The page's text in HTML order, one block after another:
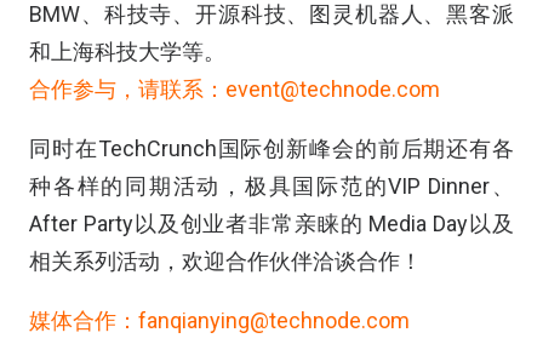
BMW、科技寺、开源科技、图灵机器人、黑客派
和上海科技大学等。
合作参与，请联系：event@technode.com
同时在TechCrunch国际创新峰会的前后期还有各
种各样的同期活动，极具国际范的VIP Dinner、
After Party以及创业者非常亲睐的 Media Day以及
相关系列活动，欢迎合作伙伴洽谈合作！
媒体合作：fanqianying@technode.com